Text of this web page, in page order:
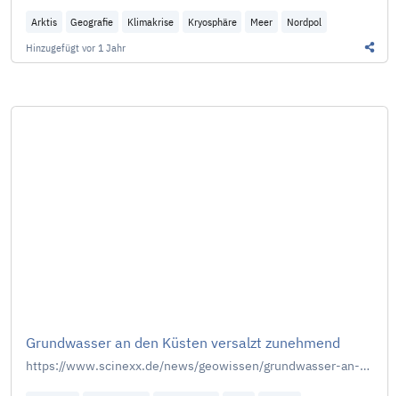
Arktis Geografie Klimakrise Kryosphäre Meer
Nordpol
Hinzugefügt vor 1 Jahr
Grundwasser an den Küsten versalzt zunehmend
https://www.scinexx.de/news/geowissen/grundwasser-an-den-kuesten-versalzt-zunehmend/